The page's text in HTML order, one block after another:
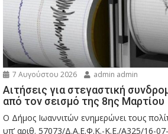
7 Αυγούστου 2026 admin admin
Αιτήσεις για στεγαστική
από τον σεισμό της 8ης Μαρτίου
Ο Δήμος Ιωαννιτών ενημερώνει τους
υπ’ αριθ. 57073/Δ.Α.Ε.Φ.Κ.-Κ.Ε./Α325/16-